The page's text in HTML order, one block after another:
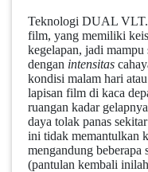
Teknologi DUAL VLT
film, yang memiliki
kegelapan, jadi mampu
dengan intensitas
kondisi malam hari
lapisan film di kaca
ruangan kadar
daya tolak panas
ini tidak memantulkan
mengandung beberapa
(pantulan kembali